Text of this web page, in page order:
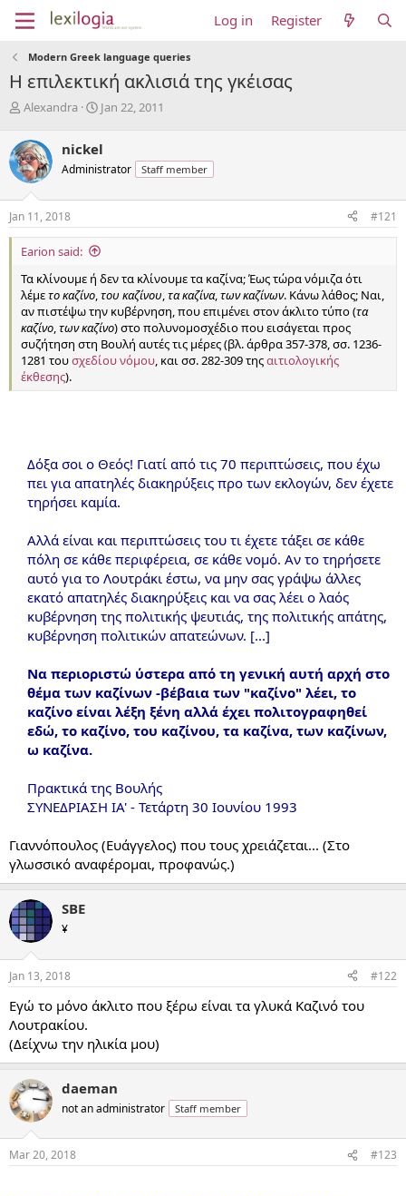
Log in Register
Modern Greek language queries
Η επιλεκτική ακλισιά της γκέισας
T
r
e
a
d
s
t
a
r
e
r
Alexandra
S
r
t
a
e
Jan 22, 2011
nickel
Administrator Staff member
Jan 11, 2018 #121
Earion said:
Τα κλίνουμε ή δεν τα κλίνουμε τα καζίνα; Έως τώρα νόμιζα ότι
λέμετο καζίνο του καζίνου τα καζίνα, των καζίνων. Κάνω λάθος; Ναι,
αν πιστέψω την κυβέρνηση, που επιμένει στον άκλιτο τύπο (τα
καζίνο των καζίνο) στο πολυνομοσχέδιο που εισάγεται προς
συζήτηση στη Βουλή αυτές τις μέρες (βλ. άρθρα 357-378, σσ. 1236-
1281 τουσχεδίου νόμου , και σσ. 282-309 τηςαιτιολογικής
έκθεσης).
Δόξα σοι ο Θεός! Γιατί από τις 70 περιπτώσεις, που έχω
πει για απατηλές διακηρύξεις προ των εκλογών, δεν έχετε
τηρήσει καμία.
Αλλά είναι και περιπτώσεις του τι έχετε τάξει σε κάθε
πόλη σε κάθε περιφέρεια, σε κάθε νομό. Αν το τηρήσετε
αυτό για το Λουτράκι έστω, να μην σας γράψω άλλες
εκατό απατηλές διακηρύξεις και να σας λέει ο λαός
κυβέρνηση της πολιτικής ψευτιάς, της πολιτικής απάτης,
κυβέρνηση πολιτικών απατεώνων. [...]
Να περιοριστώ ύστερα από τη γενική αυτή αρχή στο
θέμα των καζίνων -βέβαια των "καζίνο" λέει, το
καζίνο είναι λέξη ξένη αλλά έχει πολιτογραφηθεί
εδώ, το καζίνο, του καζίνου, τα καζίνα, των καζίνων,
ω καζίνα.
Πρακτικά της Βουλής
ΣΥΝΕΔΡΙΑΣΗ ΙΑ' - Τετάρτη 30 Ιουνίου 1993
Γιαννόπουλος (Ευάγγελος) που τους χρειάζεται... (Στο
γλωσσικό αναφέρομαι, προφανώς.)
SBE
¥
Jan 13, 2018 #122
Εγώ το μόνο άκλιτο που ξέρω είναι τα γλυκά Καζινό του
Λουτρακίου.
(Δείχνω την ηλικία μου)
daeman
not an administrator Staff member
Mar 20, 2018 #123